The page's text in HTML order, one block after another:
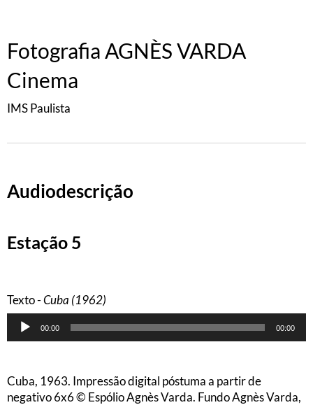
Fotografia AGNÈS VARDA
Cinema
IMS Paulista
Audiodescrição
Estação 5
Texto -Cuba (1962)
Tocador
00:00 00:00
Cuba, 1963. Impressão digital póstuma a partir de
negativo 6x6 © Espólio Agnès Varda. Fundo Agnès Varda,